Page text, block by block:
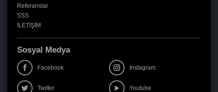
Referanslar
SSS
İLETİŞİM
Sosyal Medya
Facebook Instagram
Twitter Youtube